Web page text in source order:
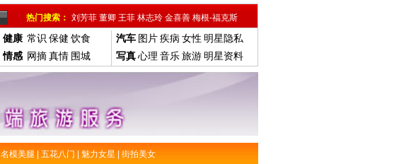
热门搜索： 刘芳菲 董卿 王菲 林志玲 金喜善 梅根-福克斯
健康 常识 保健 饮食
情感 网摘真情 围城
汽车 图片疾病 女性 明星隐私
写真心理 音乐旅游 明星资料
名模美腿 五花八门 魅力女星 街拍美女